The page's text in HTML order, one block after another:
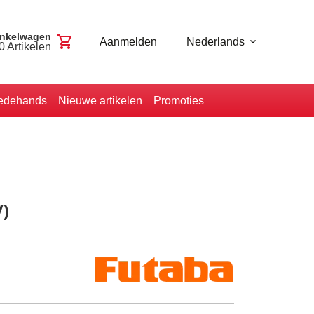
Artikelen shopping_cart Aanmelden Nederlands
Nieuwe artikelen Promoties